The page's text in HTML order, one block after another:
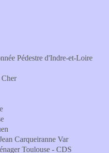
Pédestre d'Indre-et-Loire
Cher
Carqueiranne Var
Toulouse - CDS